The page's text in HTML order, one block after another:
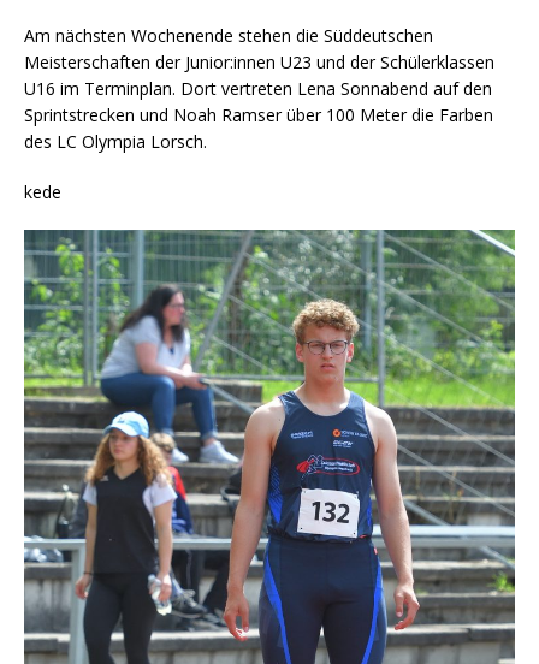
Am nächsten Wochenende stehen die Süddeutschen
Meisterschaften der Junior:innen U23 und der Schülerklassen
U16 im Terminplan. Dort vertreten Lena Sonnabend auf den
Sprintstrecken und Noah Ramser über 100 Meter die Farben
des LC Olympia Lorsch.
kede